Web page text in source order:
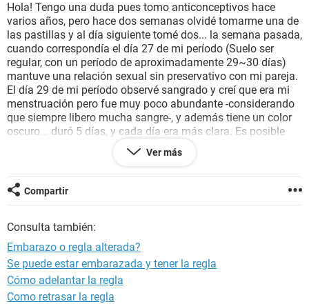
BIENESTAR
SEXUALIDAD
GLOSARIO
Hola! Tengo una duda pues tomo anticonceptivos hace
varios años, pero hace dos semanas olvidé tomarme una de
las pastillas y al día siguiente tomé dos... la semana pasada,
cuando correspondía el día 27 de mi período (Suelo ser
regular, con un período de aproximadamente 29~30 días)
mantuve una relación sexual sin preservativo con mi pareja.
El día 29 de mi período observé sangrado y creí que era mi
menstruación pero fue muy poco abundante -considerando
que siempre libero mucha sangre-, y además tiene un color
oscuro... duró 5 días, y cada día era más clara. Es posible
que sea sangrado de implantación y que haya bajado en
dos días? De ser así, cuándo es posible aplicar un test? No
inmediato, pues mientras antes pueda salir de la duda,
mejor.
Ver más
Compartir
Consulta también:
Embarazo o regla alterada?
Se puede estar embarazada y tener la regla
Cómo adelantar la regla
Como retrasar la regla